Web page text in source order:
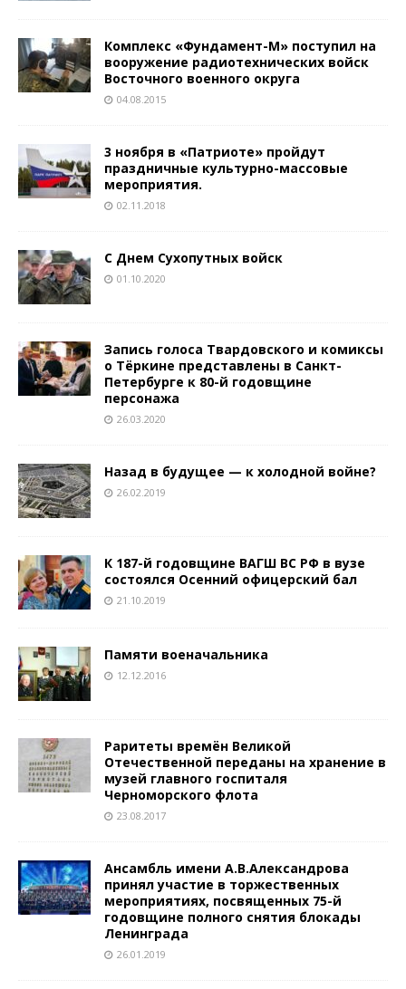
Комплекс «Фундамент-М» поступил на
вооружение радиотехнических войск
Восточного военного округа
04.08.2015
3 ноября в «Патриоте» пройдут
праздничные культурно-массовые
мероприятия.
02.11.2018
С Днем Сухопутных войск
01.10.2020
Запись голоса Твардовского и комиксы
о Тёркине представлены в Санкт-
Петербурге к 80-й годовщине
персонажа
26.03.2020
Назад в будущее — к холодной войне?
26.02.2019
К 187-й годовщине ВАГШ ВС РФ в вузе
состоялся Осенний офицерский бал
21.10.2019
Памяти военачальника
12.12.2016
Раритеты времён Великой
Отечественной переданы на хранение в
музей главного госпиталя
Черноморского флота
23.08.2017
Ансамбль имени А.В.Александрова
принял участие в торжественных
мероприятиях, посвященных 75-й
годовщине полного снятия блокады
Ленинграда
26.01.2019